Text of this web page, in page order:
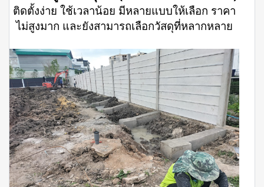
ติดตั้งง่าย ใช้เวลาน้อย มีหลายแบบให้เลือก ราคา
ไม่สูงมาก และยังสามารถเลือกวัสดุที่หลากหลาย